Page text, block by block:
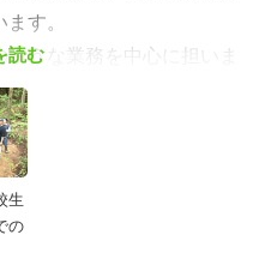
す。
うな業務を中心に担いま
支援
、1年間を通じたカリキ
ます。各校の探究授業
会議に参加し、「生徒の
読む
生
の